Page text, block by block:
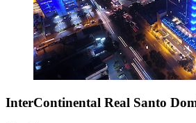
InterContinental Real Santo